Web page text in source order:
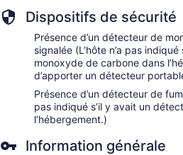
Dispositifs de sécurité
Présence d’un détecteur de
signalée (L’hôte n’a pas
monoxyde de carbone dans
d’apporter un détecteur
Présence d’un détecteur de
pas indiqué s’il y avait un
l’hébergement.)
Information générale